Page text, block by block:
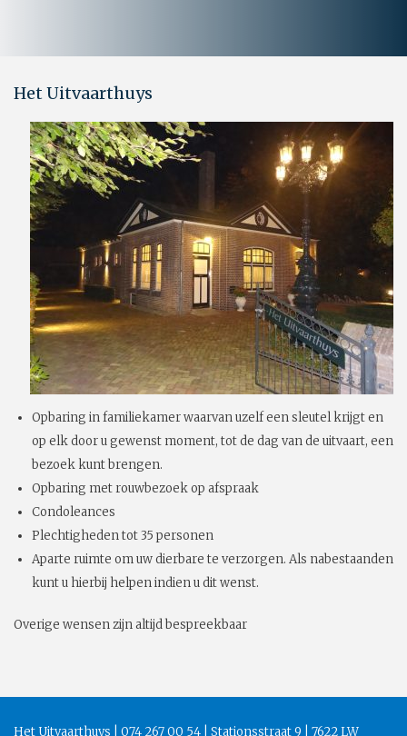
Het Uitvaarthuys
Opbaring in familiekamer waarvan uzelf een sleutel krijgt en
op elk door u gewenst moment, tot de dag van de uitvaart, een
bezoek kunt brengen.
Opbaring met rouwbezoek op afspraak
Condoleances
Plechtigheden tot 35 personen
Aparte ruimte om uw dierbare te verzorgen. Als nabestaanden
kunt u hierbij helpen indien u dit wenst.
Overige wensen zijn altijd bespreekbaar
Het Uitvaarthuys | 074 267 00 54 | Stationsstraat 9 | 7622 LW